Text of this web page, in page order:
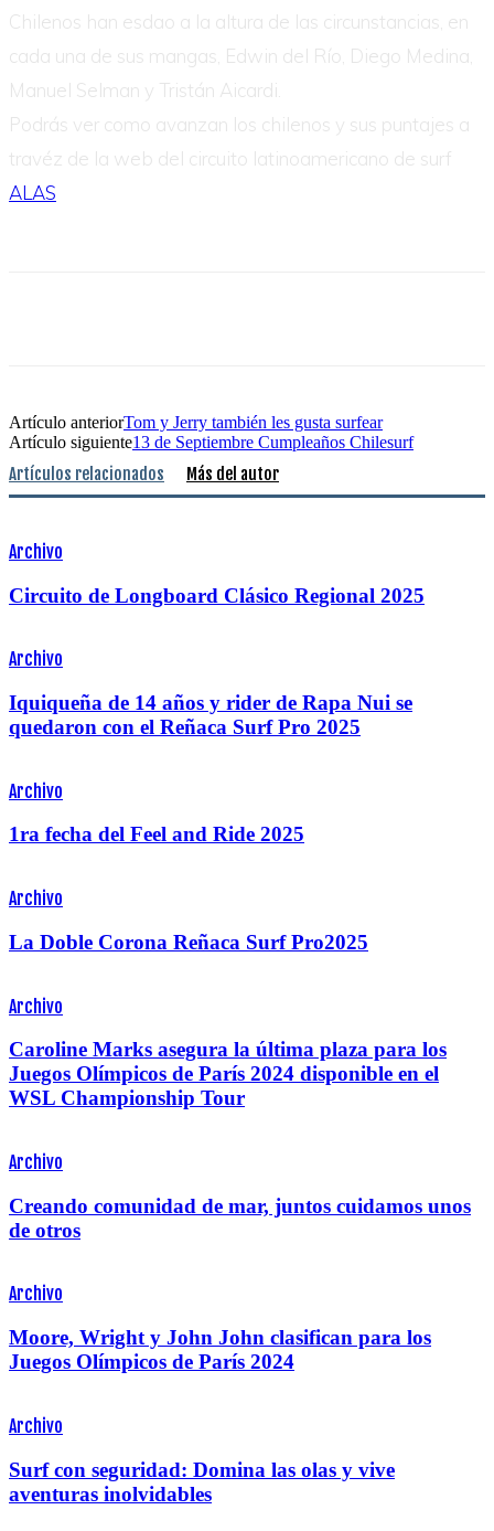
Chilenos han esdao a la altura de las circunstancias, en
cada una de sus mangas, Edwin del Río, Diego Medina,
Manuel Selman y Tristán Aicardi.
Podrás ver como avanzan los chilenos y sus puntajes a
travéz de la web del circuito latinoamericano de surf
ALAS
Artículo anteriorTom y Jerry también les gusta surfear
Artículo siguiente13 de Septiembre Cumpleaños Chilesurf
Artículos relacionados Más del autor
Archivo
Circuito de Longboard Clásico Regional 2025
Archivo
Iquiqueña de 14 años y rider de Rapa Nui se
quedaron con el Reñaca Surf Pro 2025
Archivo
1ra fecha del Feel and Ride 2025
Archivo
La Doble Corona Reñaca Surf Pro2025
Archivo
Caroline Marks asegura la última plaza para los
Juegos Olímpicos de París 2024 disponible en el
WSL Championship Tour
Archivo
Creando comunidad de mar, juntos cuidamos unos
de otros
Archivo
Moore, Wright y John John clasifican para los
Juegos Olímpicos de París 2024
Archivo
Surf con seguridad: Domina las olas y vive
aventuras inolvidables